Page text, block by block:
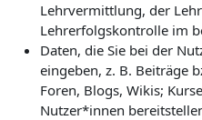
Lehrvermittlung, der
Lehrerfolgskontrolle im
Daten, die Sie bei der
eingeben, z. B. Beiträge
Foren, Blogs, Wikis;
Nutzer*innen